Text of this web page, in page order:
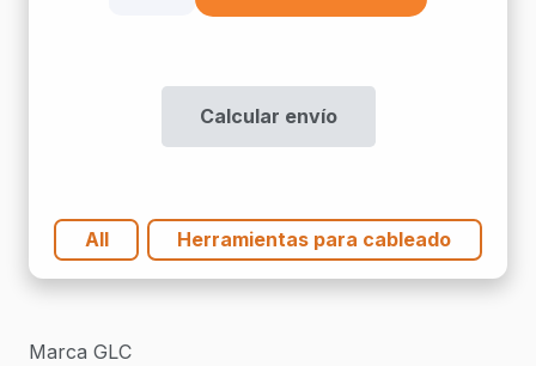
cantidad
Calcular envío
All Herramientas para cableado
Marca GLC